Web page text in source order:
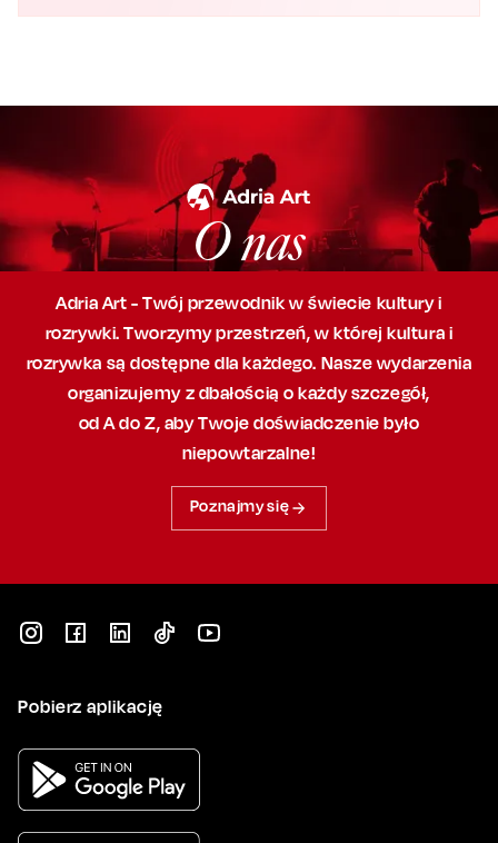
O nas
Adria Art - Twój przewodnik w świecie kultury i
rozrywki. Tworzymy przestrzeń,w której kultura i
rozrywka są dostępne dla każdego. Nasze wydarzenia
organizujemy z dbałością o każdy szczegół,
od A do Z, abyTwoje doświadczenie było
niepowtarzalne!
Poznajmy się
Pobierz aplikację